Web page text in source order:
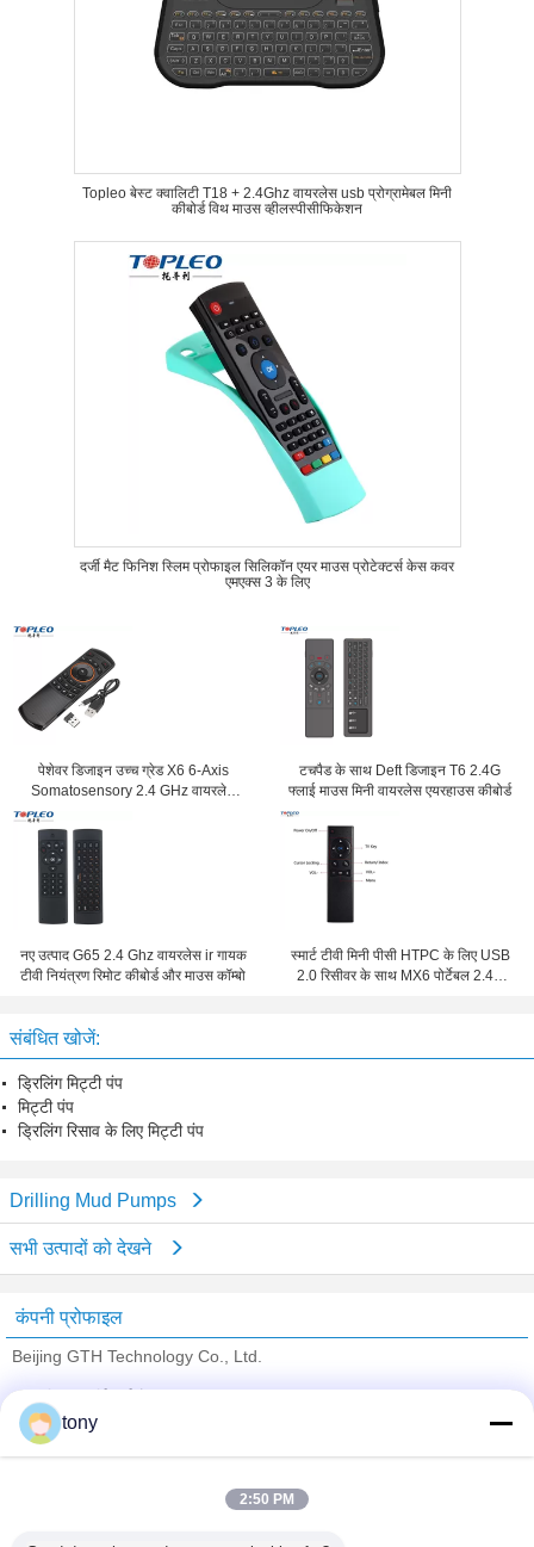
Topleo बेस्ट क्वालिटी T18 + 2.4Ghz वायरलेस usb प्रोग्रामेबल मिनी
कीबोर्ड विथ माउस व्हीलस्पीसीफिकेशन
दर्जी मैट फिनिश स्लिम प्रोफाइल सिलिकॉन एयर माउस प्रोटेक्टर्स केस कवर
एमएक्स 3 के लिए
पेशेवर डिजाइन उच्च ग्रेड X6 6-Axis
Somatosensory 2.4 GHz वायरलेस
टचपैड के साथ Deft डिजाइन T6 2.4G
फ्लाई माउस मिनी वायरलेस एयरहाउस कीबोर्ड
नए उत्पाद G65 2.4 Ghz वायरलेस ir गायक
टीवी नियंत्रण रिमोट कीबोर्ड और माउस कॉम्बो
स्मार्ट टीवी मिनी पीसी HTPC के लिए USB
2.0 रिसीवर के साथ MX6 पोर्टेबल 2.4G
संबंधित खोजें:
ड्रिलिंग मिट्टी पंप
मिट्टी पंप
ड्रिलिंग रिसाव के लिए मिट्टी पंप
Drilling Mud Pumps
सभी उत्पादों को देखने
कंपनी प्रोफाइल
Beijing GTH Technology Co., Ltd.
Trust Seal
tony
2:50 PM